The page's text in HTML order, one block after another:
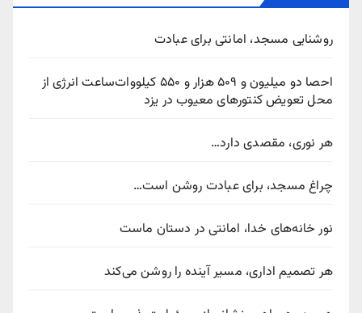
روشنایی مسجد، امانتی برای عبادت
احصا دو میلیون و ۵۰۹ هزار و ۵۵۰ کیلووات‌ساعت انرژی از
محل تعویض کنتورهای معیوب در یزد
هر نوری، مقصدی دارد…
چراغ مسجد، برای عبادت روشن است…
نور خانه‌های خدا، امانتی در دستان ماست
هر تصمیم اداری، مسیر آینده را روشن می‌کند